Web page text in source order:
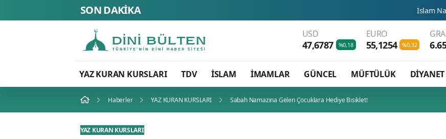
SON DAKİKA İslam Natosu dosta güven
USD
47,6787 %0,18
EURO
55,1254 %0,32
YAZ KURAN KURSLARI TDV İSLAM İMAMLAR GÜNCEL MÜFTÜLÜK DİYANET
Haberler YAZ KURAN KURSLARI Sabah Namazına Gelen Çocuklara Hediye Bisiklet!
YAZ KURAN KURSLARI